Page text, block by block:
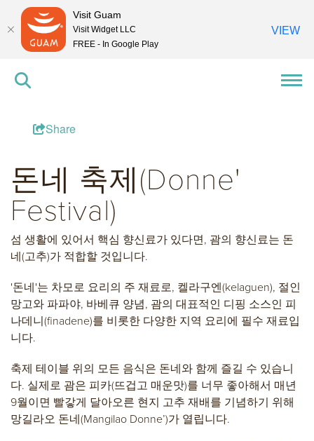
Share
돈네 축제(Donne'
Festival)
섬 생활에 있어서 핵심 향신료가 있다면, 괌의 향신료는 돈
네(고추)가 적합할 것입니다.
'돈네'는 차모로 요리의 주 재료로, 켈라구엔(kelaguen), 절인
망고와 파파야, 바베큐 양념, 괌의 대표적인 디핑 소스인 피
나데니(finadene)를 비롯한 다양한 지역 요리에 필수 재료입
니다.
축제 테이블 위의 모든 음식은 돈네와 함께 즐길 수 있습니
다. 실제로 괌은 피카(뜨겁고 매운맛)를 너무 좋아해서 매년
9월이면 빨갛게 달아오른 현지 고추 재배를 기념하기 위해
망길라오 돈네(Mangilao Donne’)가 열립니다.
Visit Guam
Visit Widget LLC
FREE - In Google Play
VIEW